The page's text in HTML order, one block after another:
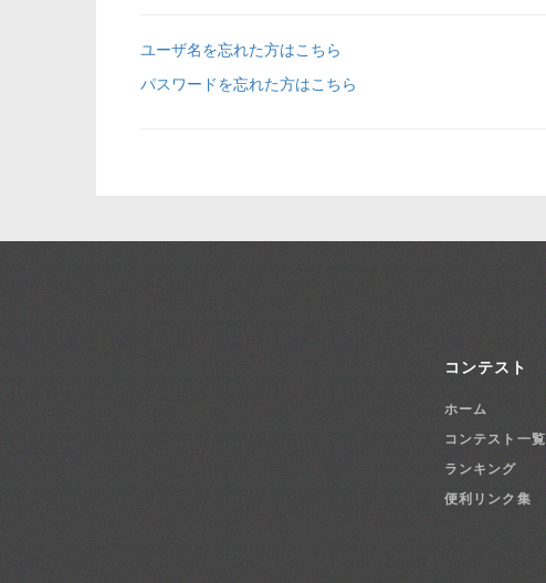
ユーザ名を忘れた方はこちら
パスワードを忘れた方はこちら
コンテスト
ホーム
コンテスト一覧
ランキング
便利リンク集